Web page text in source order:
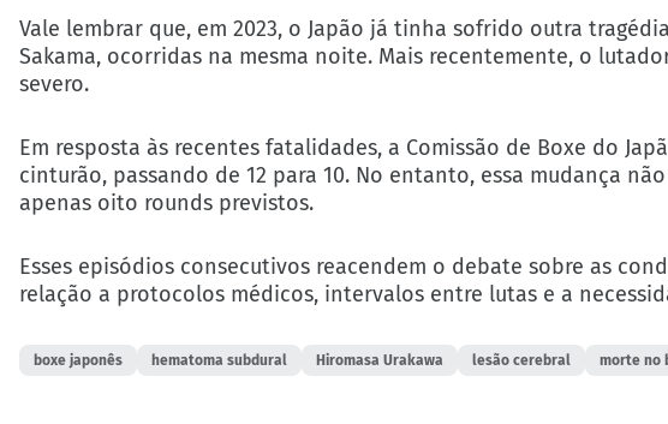
Vale lembrar que, em 2023, o Japão já tinha sofrido outra
Sakama, ocorridas na mesma noite. Mais recentemente, o
severo.
Em resposta às recentes fatalidades, a Comissão de Boxe do
cinturão, passando de 12 para 10. No entanto, essa mudança
apenas oito rounds previstos.
Esses episódios consecutivos reacendem o debate sobre as
relação a protocolos médicos, intervalos entre lutas e a
boxe japonês hematoma subdural Hiromasa Urakawa lesão cerebral morte no